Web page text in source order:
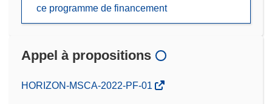
ce programme de financement
Appel à propositions
(s’ouvre
HORIZON-MSCA-2022-PF-01